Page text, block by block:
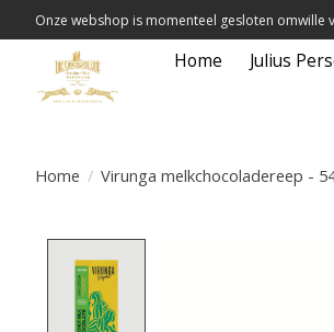
Onze webshop is momenteel gesloten omwille
Home Julius
Home / Virunga melkchocoladereep -